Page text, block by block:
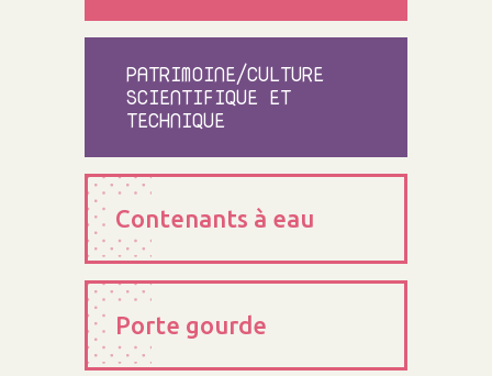
PATRIMOINE/CULTURE
SCIENTIFIQUE ET
TECHNIQUE
Contenants à eau
Porte gourde